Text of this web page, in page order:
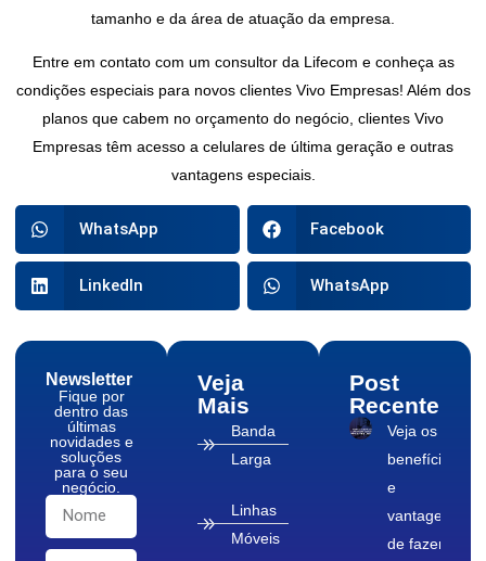
tamanho e da área de atuação da empresa.
Entre em contato com um consultor da Lifecom e conheça as
condições especiais para novos clientes Vivo Empresas! Além dos
planos que cabem no orçamento do negócio, clientes Vivo
Empresas têm acesso a celulares de última geração e outras
vantagens especiais.
WhatsApp Facebook
LinkedIn WhatsApp
Newsletter
Fique por
dentro das
últimas
novidades e
soluções
para o seu
negócio.
Veja
Mais
Banda
Larga
Linhas
Móveis
Post
Recente
Veja os
benefícios
e
vantagens
de fazer